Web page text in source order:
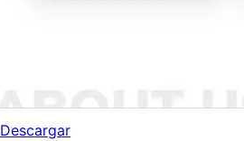
Descargar